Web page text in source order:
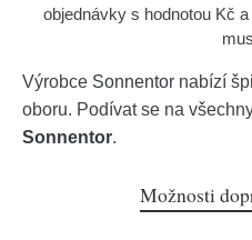
objednávky s hodnotou Kč
Výrobce Sonnentor nabízí
oboru. Podívat se na
Sonnentor.
Možnosti